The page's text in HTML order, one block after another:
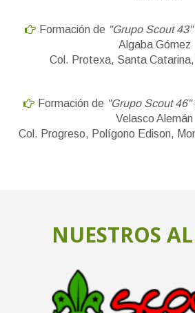
Formación de "Grupo Scout 43"
Algaba Gómez
Col. Protexa, Santa
Formación de "Grupo Scout 46"
Velasco Alemán
Col. Progreso, Polígono Edison,
NUESTROS